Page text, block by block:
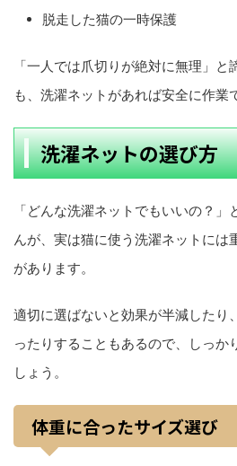
脱走した猫の一時保護
「一人では爪切りが絶対に無理」
も、洗濯ネットがあれば安全に作業
洗濯ネットの選び方
「どんな洗濯ネットでもいいの？
んが、実は猫に使う洗濯ネットには
があります。
適切に選ばないと効果が半減したり
ったりすることもあるので、しっか
しょう。
体重に合ったサイズ選び